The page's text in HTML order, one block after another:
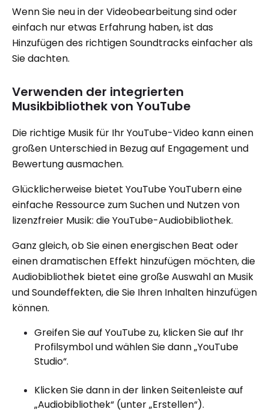
Wenn Sie neu in der Videobearbeitung sind oder
einfach nur etwas Erfahrung haben, ist das
Hinzufügen des richtigen Soundtracks einfacher als
Sie dachten.
Verwenden der integrierten
Musikbibliothek von YouTube
Die richtige Musik für Ihr YouTube-Video kann einen
großen Unterschied in Bezug auf Engagement und
Bewertung ausmachen.
Glücklicherweise bietet YouTube YouTubern eine
einfache Ressource zum Suchen und Nutzen von
lizenzfreier Musik: die YouTube-Audiobibliothek.
Ganz gleich, ob Sie einen energischen Beat oder
einen dramatischen Effekt hinzufügen möchten, die
Audiobibliothek bietet eine große Auswahl an Musik
und Soundeffekten, die Sie Ihren Inhalten hinzufügen
können.
Greifen Sie auf YouTube zu, klicken Sie auf Ihr
Profilsymbol und wählen Sie dann „YouTube
Studio“.
Klicken Sie dann in der linken Seitenleiste auf
„Audiobibliothek“ (unter „Erstellen“).